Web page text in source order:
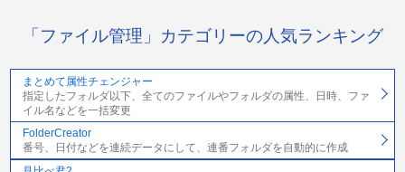
「ファイル管理」カテゴリーの人気ランキング
まとめて属性チェンジャー
指定したフォルダ以下、全てのファイルやフォルダの属性、日時、ファ
イル名などを一括変更
FolderCreator
番号、日付などを連続データにして、連番フォルダを自動的に作成